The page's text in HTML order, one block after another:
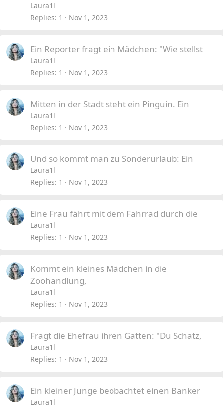
Laura1l
Replies 1 Nov 1, 2023
Ein Reporter fragt ein Mädchen: "Wie stellst
Laura1l
Replies 1 Nov 1, 2023
Mitten in der Stadt steht ein Pinguin. Ein
Laura1l
Replies 1 Nov 1, 2023
Und so kommt man zu Sonderurlaub: Ein
Laura1l
Replies 1 Nov 1, 2023
Eine Frau fährt mit dem Fahrrad durch die
Laura1l
Replies 1 Nov 1, 2023
Kommt ein kleines Mädchen in die
Zoohandlung,
Laura1l
Replies 1 Nov 1, 2023
Fragt die Ehefrau ihren Gatten: "Du Schatz,
Laura1l
Replies 1 Nov 1, 2023
Ein kleiner Junge beobachtet einen Banker
Laura1l